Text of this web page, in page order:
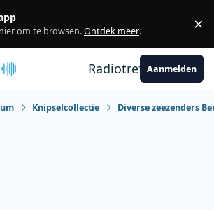
om te browsen.Ontdek meer. ×
RadiotrefpuntAanmelden
Knipselcollectie Diverse zeezenders